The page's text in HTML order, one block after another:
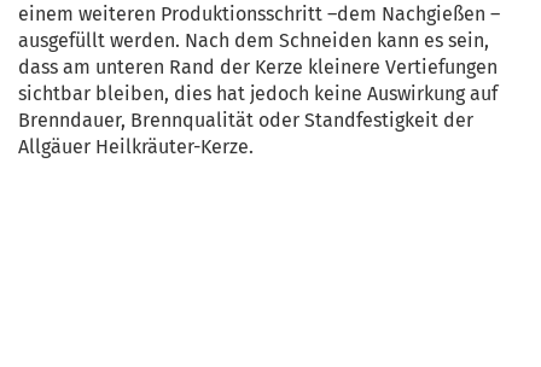
einem weiteren Produktionsschritt –dem Nachgießen –
ausgefüllt werden. Nach dem Schneiden kann es sein,
dass am unteren Rand der Kerze kleinere Vertiefungen
sichtbar bleiben, dies hat jedoch keine Auswirkung auf
Brenndauer, Brennqualität oder Standfestigkeit der
Allgäuer Heilkräuter-Kerze.